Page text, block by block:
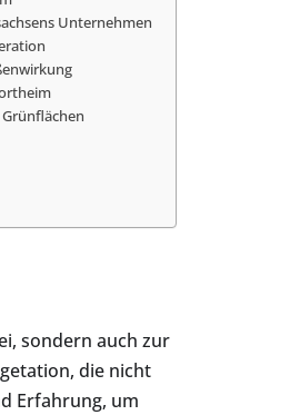
Unternehmen
sondern auch zur
die nicht
Erfahrung, um